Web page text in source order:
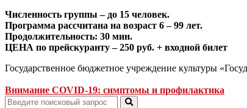
Численность группы – до 15 человек.
Программа рассчитана на возраст 6 – 99 лет.
Продолжительность: 30 мин.
ЦЕНА по прейскуранту – 250 руб. + входной билет
Государственное бюджетное учреждение культуры
Внимание COVID-19: симптомы и профилактика